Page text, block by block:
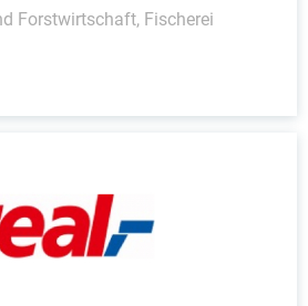
Forstwirtschaft, Fischerei